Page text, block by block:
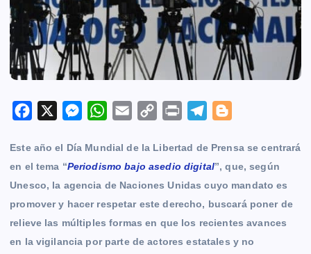
c
e
b
o
o
k
M
s
s
e
n
g
e
W
a
t
s
A
p
p
a
i
l
C
p
y
L
i
n
k
i
n
t
l
e
g
r
a
m
o
g
g
e
r
Este año el Día Mundial de la Libertad de Prensa se centrará
en el tema “Periodismo bajo asedio digital”, que, según
Unesco, la agencia de Naciones Unidas cuyo mandato es
promover y hacer respetar este derecho, buscará poner de
relieve las múltiples formas en que los recientes avances
en la vigilancia por parte de actores estatales y no